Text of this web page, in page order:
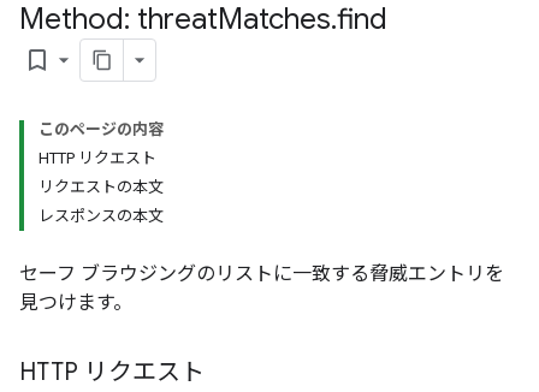
Method: threatMatches.find
bookmark_border
このページの内容
HTTP リクエスト
リクエストの本文
レスポンスの本文
セーフ ブラウジングのリストに一致する脅威エントリを
見つけます。
HTTP リクエスト